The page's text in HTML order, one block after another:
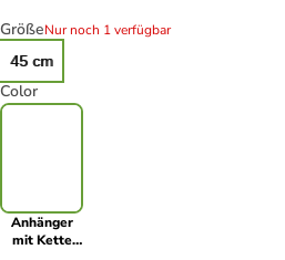
GrößeNur noch 1 verfügbar
45 cm
Color
Anhänger
mit Kette